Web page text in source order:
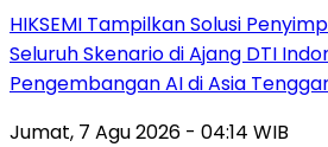
HIKSEMI Tampilkan Solusi
Seluruh Skenario di Ajang DTI
Pengembangan AI di Asia
Jumat, 7 Agu 2026 - 04:14 WIB